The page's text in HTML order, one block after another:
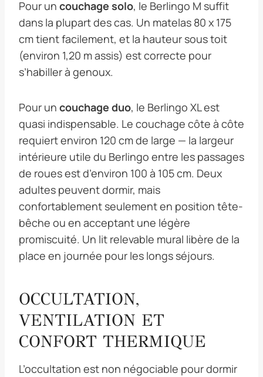
Pour un couchage solo, le Berlingo M suffit
dans la plupart des cas. Un matelas 80 x 175
cm tient facilement, et la hauteur sous toit
(environ 1,20 m assis) est correcte pour
s’habiller à genoux.
Pour un couchage duo, le Berlingo XL est
quasi indispensable. Le couchage côte à côte
requiert environ 120 cm de large — la largeur
intérieure utile du Berlingo entre les passages
de roues est d’environ 100 à 105 cm. Deux
adultes peuvent dormir, mais
confortablement seulement en position tête-
bêche ou en acceptant une légère
promiscuité. Un lit relevable mural libère de la
place en journée pour les longs séjours.
OCCULTATION,
VENTILATION ET
CONFORT THERMIQUE
L’occultation est non négociable pour dormir